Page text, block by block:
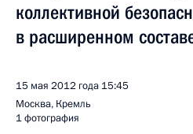
коллективной
в расширенном
15 мая 2012 года 15:45
Москва, Кремль
1 фотография